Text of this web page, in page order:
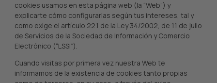
cookies usamos en esta página web (la “Web”) y
explicarte cómo configurarlas según tus intereses, tal y
como exige el artículo 22.1 de la Ley 34/2002, de 11 de julio
de Servicios de la Sociedad de Información y Comercio
Electrónico (“LSSI”).
Cuando visitas por primera vez nuestra Web te
informamos de la existencia de cookies tanto propias